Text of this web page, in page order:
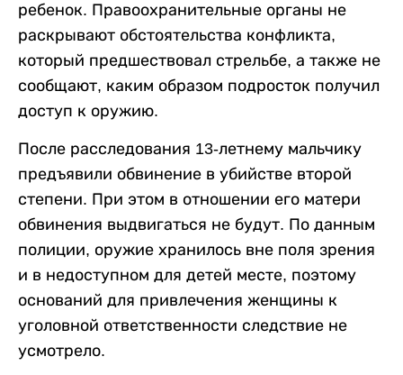
ребенок. Правоохранительные органы не
раскрывают обстоятельства конфликта,
который предшествовал стрельбе, а также не
сообщают, каким образом подросток получил
доступ к оружию.
После расследования 13-летнему мальчику
предъявили обвинение в убийстве второй
степени. При этом в отношении его матери
обвинения выдвигаться не будут. По данным
полиции, оружие хранилось вне поля зрения
и в недоступном для детей месте, поэтому
оснований для привлечения женщины к
уголовной ответственности следствие не
усмотрело.